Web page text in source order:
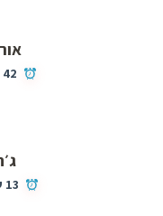
42 דקות
13 שעות